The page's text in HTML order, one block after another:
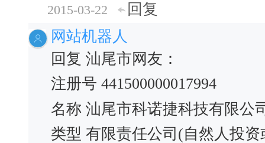
2015-03-22
回复
网站机器人
回复 汕尾市网友：
注册号 441500000017994
名称 汕尾市科诺捷科技有限公
类型 有限责任公司(自然人投